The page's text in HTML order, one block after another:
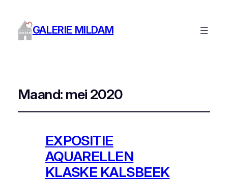
GALERIE MILDAM
Maand: mei 2020
EXPOSITIE
AQUARELLEN
KLASKE KALSBEEK